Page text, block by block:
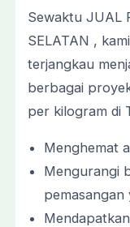
Sewaktu JUAL
SELATAN ,
terjangkau
berbagai
per kilogram di
Menghemat
Mengurangi
pemasangan